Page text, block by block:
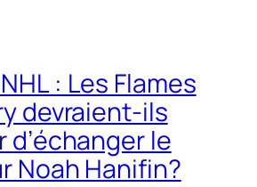
: Les Flames
devraient-ils
d’échanger le
Noah Hanifin?